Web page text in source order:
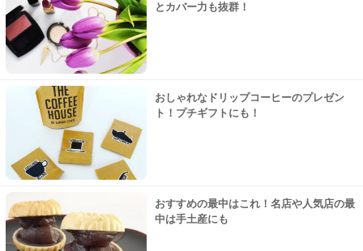
とカバー力も抜群！
おしゃれなドリップコーヒーのプレゼン
ト！プチギフトにも！
おすすめの最中はこれ！名店や人気店の最
中は手土産にも